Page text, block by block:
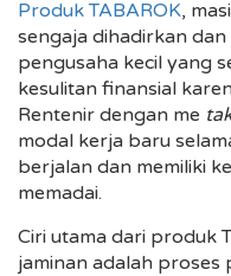
Produk TABAROK,
sengaja dihadirkan
pengusaha kecil yang
kesulitan finansial
Rentenir dengan me
modal kerja baru
berjalan dan memiliki
memadai.
Ciri utama dari produk
jaminan adalah proses